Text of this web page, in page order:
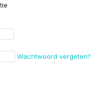
Wachtwoord vergeten?